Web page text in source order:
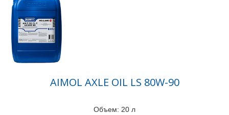
AIMOL AXLE OIL LS 80W-90
Объем: 20 л